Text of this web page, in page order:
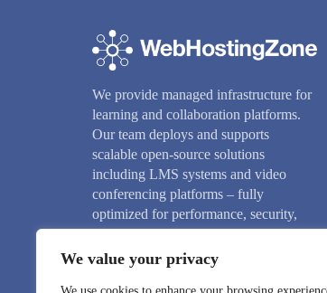
We value your privacy
We provide managed infrastructure for
learning and collaboration platforms.
Our team deploys and supports
scalable open-source solutions
including LMS systems and video
conferencing platforms – fully
optimized for performance, security,
and reliability.